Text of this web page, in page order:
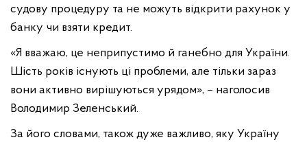
судову процедуру та не можуть відкрити рахунок у
банку чи взяти кредит.
«Я вважаю, це неприпустимо й ганебно для України.
Шість років існують ці проблеми, але тільки зараз
вони активно вирішуються урядом», – наголосив
Володимир Зеленський.
За його словами, також дуже важливо, яку Україну